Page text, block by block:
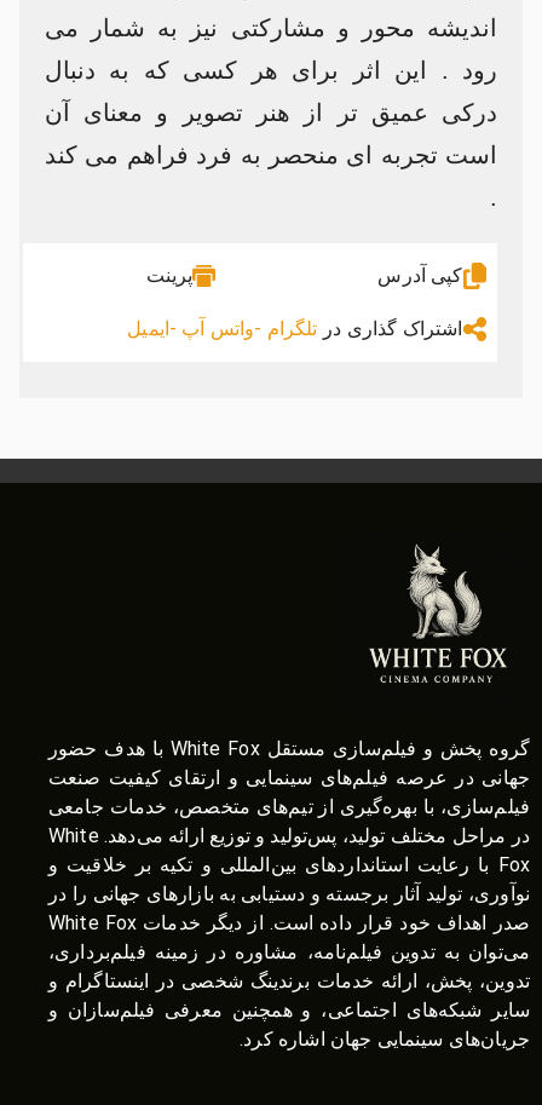
اندیشه محور و مشارکتی نیز به شمار می
رود . این اثر برای هر کسی که به دنبال
درکی عمیق تر از هنر تصویر و معنای آن
است تجربه ای منحصر به فرد فراهم می کند
.
کپی آدرس پرینت
اشتراک گذاری در تلگرام -واتس آپ -ایمیل
گروه پخش و فیلم‌سازی مستقل White Fox با هدف حضور
جهانی در عرصه فیلم‌های سینمایی و ارتقای کیفیت صنعت
فیلم‌سازی، با بهره‌گیری از تیم‌های متخصص، خدمات جامعی
در مراحل مختلف تولید، پس‌تولید و توزیع ارائه می‌دهد. White
Fox با رعایت استانداردهای بین‌المللی و تکیه بر خلاقیت و
نوآوری، تولید آثار برجسته و دستیابی به بازارهای جهانی را در
صدر اهداف خود قرار داده است. از دیگر خدمات White Fox
می‌توان به تدوین فیلم‌نامه، مشاوره در زمینه فیلم‌برداری،
تدوین، پخش، ارائه خدمات برندینگ شخصی در اینستاگرام و
سایر شبکه‌های اجتماعی، و همچنین معرفی فیلم‌سازان و
جریان‌های سینمایی جهان اشاره کرد.